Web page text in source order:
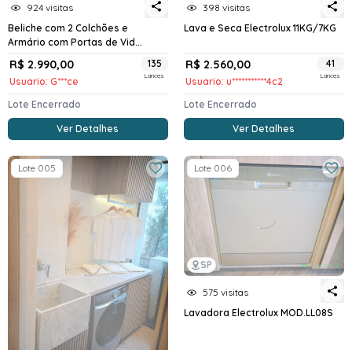
924 visitas
Beliche com 2 Colchões e
Armário com Portas de Vid...
R$ 2.990,00
Usuario: G***ce
135
Lances
Lote Encerrado
Ver Detalhes
398 visitas
Lava e Seca Electrolux 11KG/7KG
R$ 2.560,00
Usuario: u***********4c2
41
Lances
Lote Encerrado
Ver Detalhes
Lote 005
SP
Lote 006
575 visitas
Lavadora Electrolux MOD.LL08S